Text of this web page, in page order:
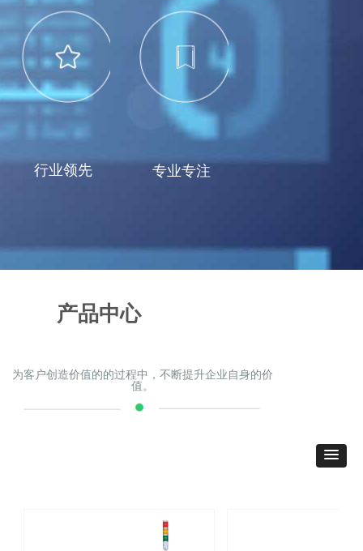
行业领先 专业专注
产品中心
为客户创造价值的的过程中，不断提升企业自身的价
值。